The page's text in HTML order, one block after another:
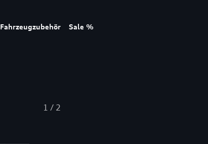
Fahrzeugzubehör Sale %
1 / 2